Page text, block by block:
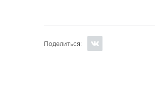
Поделиться: